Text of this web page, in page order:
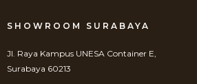
SHOWROOM SURABAYA
Jl. Raya Kampus UNESA Container E,
Surabaya 60213